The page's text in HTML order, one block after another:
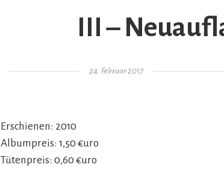
III –
Gepostet am
24. Februar 2017
Erschienen: 2010
Albumpreis: 1,50 €uro
Tütenpreis: 0,60 €uro